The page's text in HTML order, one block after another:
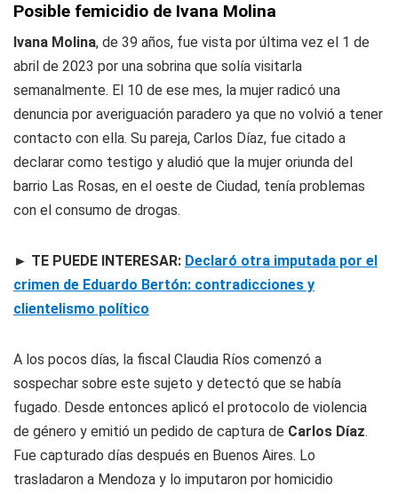
Posible femicidio de Ivana Molina
Ivana Molina, de 39 años, fue vista por última vez el 1 de
abril de 2023 por una sobrina que solía visitarla
semanalmente. El 10 de ese mes, la mujer radicó una
denuncia por averiguación paradero ya que no volvió a tener
contacto con ella. Su pareja, Carlos Díaz, fue citado a
declarar como testigo y aludió que la mujer oriunda del
barrio Las Rosas, en el oeste de Ciudad, tenía problemas
con el consumo de drogas.
► TE PUEDE INTERESAR: Declaró otra imputada por el
crimen de Eduardo Bertón: contradicciones y
clientelismo político
A los pocos días, la fiscal Claudia Ríos comenzó a
sospechar sobre este sujeto y detectó que se había
fugado. Desde entonces aplicó el protocolo de violencia
de género y emitió un pedido de captura de Carlos Díaz.
Fue capturado días después en Buenos Aires. Lo
trasladaron a Mendoza y lo imputaron por homicidio